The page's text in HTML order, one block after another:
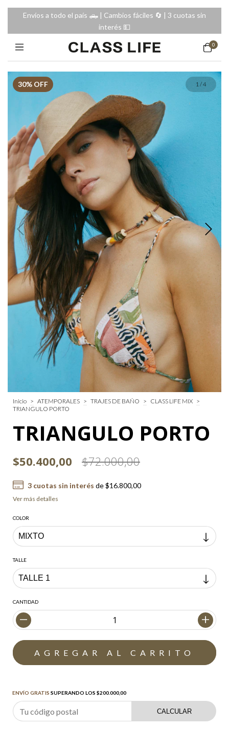
Envíos a todo el país 🛻 | Cambios fáciles 🔄️ | 3 cuotas sin
interés 💵
0
30% OFF 1/4
Inicio > ATEMPORALES > TRAJES DE BAÑO > CLASS LIFE MIX >
TRIANGULO PORTO
TRIANGULO PORTO
$50.400,00 $72.000,00
3cuotas sin interés de$16.800,00
Ver más detalles
COLOR
TALLE
CANTIDAD
ENVÍO GRATIS SUPERANDO LOS $200.000,00
CALCULAR